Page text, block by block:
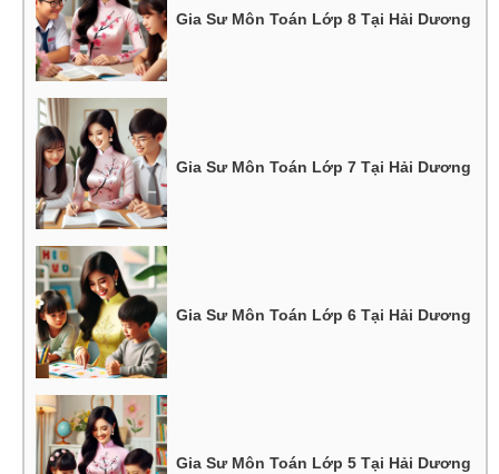
Gia Sư Môn Toán Lớp 8 Tại Hải Dương
Gia Sư Môn Toán Lớp 7 Tại Hải Dương
Gia Sư Môn Toán Lớp 6 Tại Hải Dương
Gia Sư Môn Toán Lớp 5 Tại Hải Dương